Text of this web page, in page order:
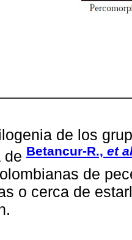
de los
de Betancur-R., et
de
o cerca de